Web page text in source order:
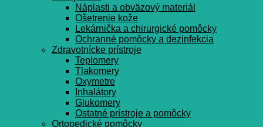
Náplasti a obväzový materiál
Ošetrenie kože
Lekárnička a chirurgické pomôcky
Ochranné pomôcky a dezinfekcia
Zdravotnícke prístroje
Teplomery
Tlakomery
Oxymetre
Inhalátory
Glukomery
Ostatné prístroje a pomôcky
Ortopedické pomôcky